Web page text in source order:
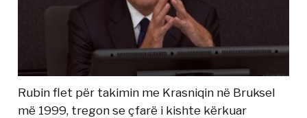
Rubin flet për takimin me Krasniqin në Bruksel
më 1999, tregon se çfarë i kishte kërkuar